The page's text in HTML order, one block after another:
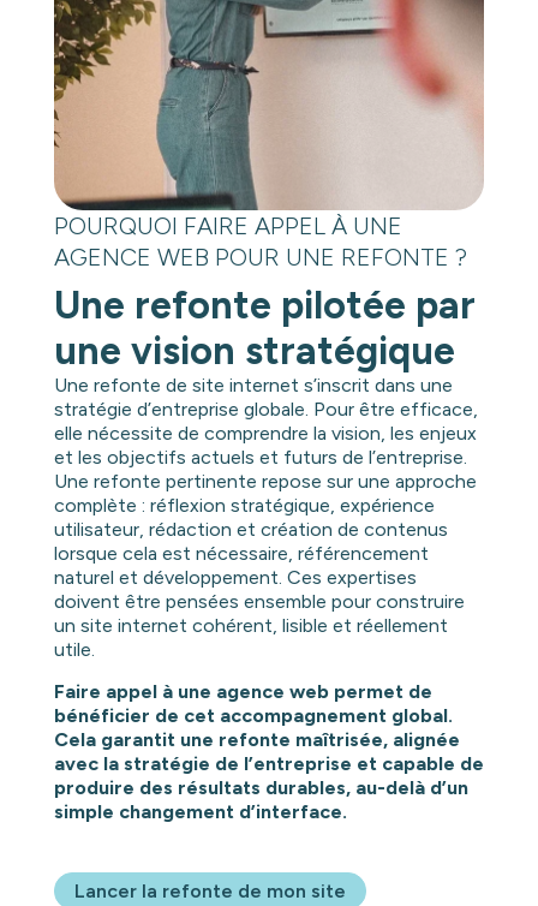
POURQUOI FAIRE APPEL À UNE
AGENCE WEB POUR UNE REFONTE ?
Une refonte pilotée par
une vision stratégique
Une refonte de site internet s’inscrit dans une
stratégie d’entreprise globale. Pour être efficace,
elle nécessite de comprendre la vision, les enjeux
et les objectifs actuels et futurs de l’entreprise.
Une refonte pertinente repose sur une approche
complète : réflexion stratégique, expérience
utilisateur, rédaction et création de contenus
lorsque cela est nécessaire, référencement
naturel et développement. Ces expertises
doivent être pensées ensemble pour construire
un site internet cohérent, lisible et réellement
utile.
Faire appel à une agence web permet de
bénéficier de cet accompagnement global.
Cela garantit une refonte maîtrisée, alignée
avec la stratégie de l’entreprise et capable de
produire des résultats durables, au-delà d’un
simple changement d’interface.
Lancer la refonte de mon site